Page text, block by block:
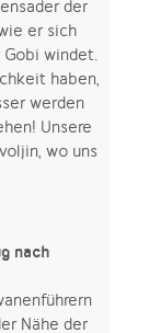
der
er sich
windet.
haben,
werden
Unsere
wo uns
nach
Nähe der